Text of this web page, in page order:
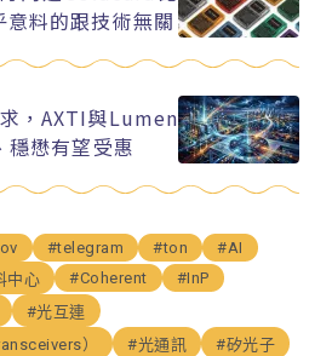
料的跟技術無關
，AXTI與Lumen
懋有望受惠
#telegram #ton
#AI
中心 #Coherent
#InP
#光互連
）
#光通訊
#矽光子